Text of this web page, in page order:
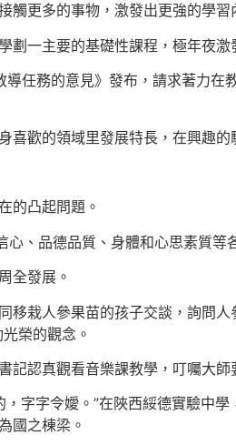
觸更多的事物，激發出更強的學習
一主要的基礎性課程，極年夜
任務的意見》發布，請求著力在
歡的領域里發展特長，在興趣的
的凸起問題。
、品德品質、身體和心思素質等
全發展。
栽人參果苗的孩子交談，詢問
榮的觀念。
認真觀看音樂課教學，叮囑大師
字字令嬡。”在陜西綏德實驗中
國之棟梁。